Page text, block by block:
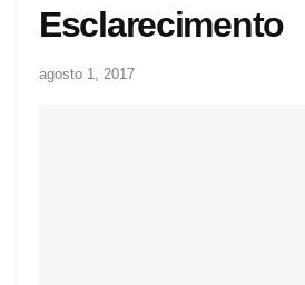
Esclarecimento
agosto 1, 2017